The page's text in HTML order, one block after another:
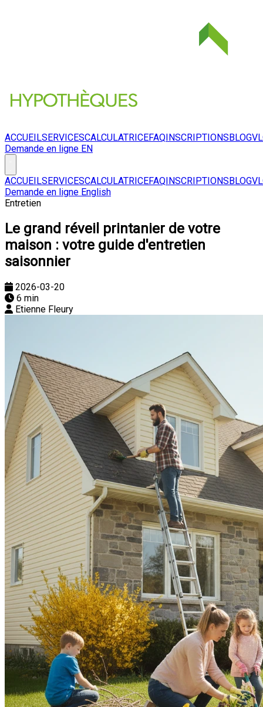
ACCUEILSERVICESCALCULATRICEFAQINSCRIPTIONSBLOG
Demande en ligne EN
ACCUEILSERVICESCALCULATRICEFAQINSCRIPTIONSBLOG
Demande en ligne English
Entretien
Le grand réveil printanier de votre
maison : votre guide d'entretien
saisonnier
2026-03-20
6 min
Etienne Fleury